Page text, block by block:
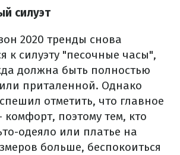
силуэт
2020 тренды снова
к силуэту "песочные часы",
должна быть полностью
приталенной. Однако
отметить, что главное
комфорт, поэтому тем, кто
одеяло или платье на
больше, беспокоиться